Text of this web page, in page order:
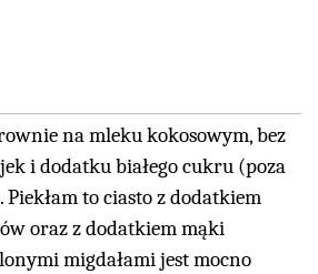
na mleku kokosowym, bez
i dodatku białego cukru (poza
to ciasto z dodatkiem
oraz z dodatkiem mąki
migdałami jest mocno